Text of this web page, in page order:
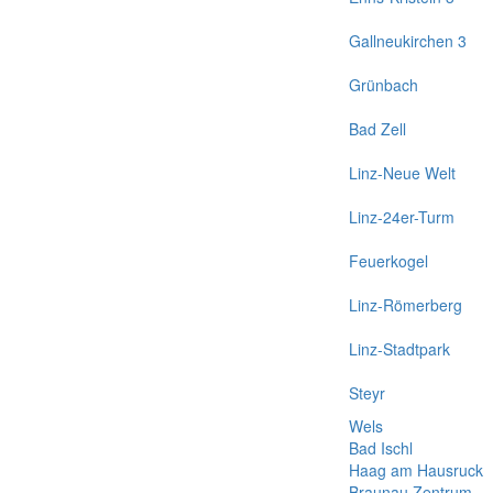
Gallneukirchen 3
Grünbach
Bad Zell
Linz-Neue Welt
Linz-24er-Turm
Feuerkogel
Linz-Römerberg
Linz-Stadtpark
Steyr
Wels
Bad Ischl
Haag am Hausruck